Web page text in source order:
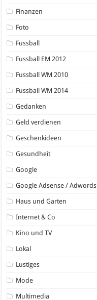
Finanzen
Foto
Fussball
Fussball EM 2012
Fussball WM 2010
Fussball WM 2014
Gedanken
Geld verdienen
Geschenkideen
Gesundheit
Google
Google Adsense / Adwords
Haus und Garten
Internet & Co
Kino und TV
Lokal
Lustiges
Mode
Multimedia